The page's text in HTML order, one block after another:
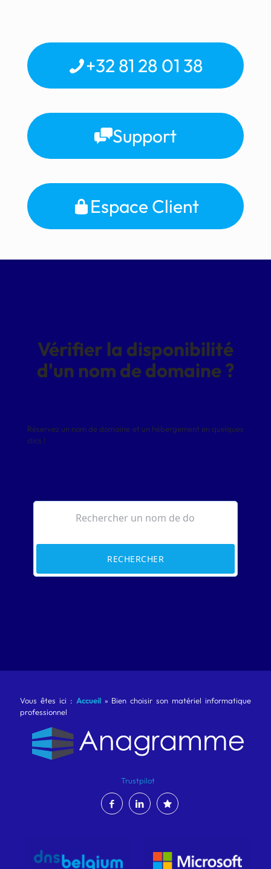
+32 81 28 01 38
Support
Espace Client
Vérifier la disponibilité
d'un nom de domaine ?
Réservez un nom de domaine et un hébergement en quelques
clics !
RECHERCHER
Vous êtes ici : Accueil» Bien choisir son matériel informatique
professionnel
Trustpilot